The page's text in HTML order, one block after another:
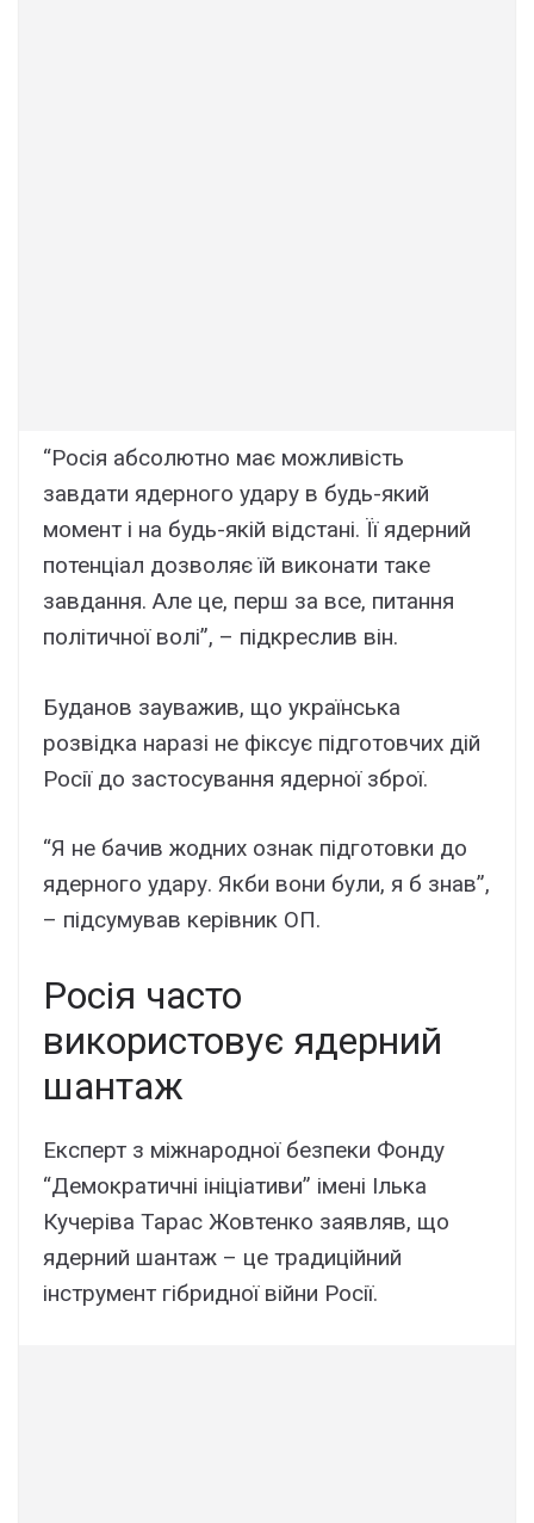
“Росія абсолютно має можливість
завдати ядерного удару в будь-який
момент і на будь-якій відстані. Її ядерний
потенціал дозволяє їй виконати таке
завдання. Але це, перш за все, питання
політичної волі”, – підкреслив він.
Буданов зауважив, що українська
розвідка наразі не фіксує підготовчих дій
Росії до застосування ядерної зброї.
“Я не бачив жодних ознак підготовки до
ядерного удару. Якби вони були, я б знав”,
– підсумував керівник ОП.
Росія часто
використовує ядерний
шантаж
Експерт з міжнародної безпеки Фонду
“Демократичні ініціативи” імені Ілька
Кучеріва Тарас Жовтенко заявляв, що
ядерний шантаж – це традиційний
інструмент гібридної війни Росії.